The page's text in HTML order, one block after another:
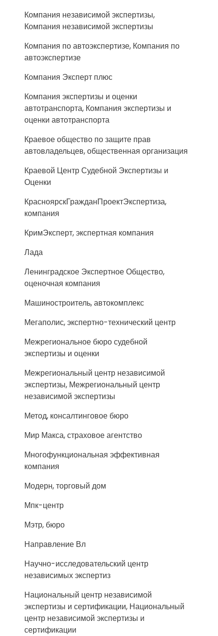
Компания независимой экспертизы,
Компания независимой экспертизы
Компания по автоэкспертизе, Компания по
автоэкспертизе
Компания Эксперт плюс
Компания экспертизы и оценки
автотранспорта, Компания экспертизы и
оценки автотранспорта
Краевое общество по защите прав
автовладельцев, общественная организация
Краевой Центр Судебной Экспертизы и
Оценки
КрасноярскГражданПроектЭкспертиза,
компания
КримЭксперт, экспертная компания
Лада
Ленинградское Экспертное Общество,
оценочная компания
Машиностроитель, автокомплекс
Мегаполис, экспертно-технический центр
Межрегиональное бюро судебной
экспертизы и оценки
Межрегиональный центр независимой
экспертизы, Межрегиональный центр
независимой экспертизы
Метод, консалтинговое бюро
Мир Макса, страховое агентство
Многофункциональная эффективная
компания
Модерн, торговый дом
Мпк-центр
Мэтр, бюро
Направление Вл
Научно-исследовательский центр
независимых экспертиз
Национальный центр независимой
экспертизы и сертификации, Национальный
центр независимой экспертизы и
сертификации